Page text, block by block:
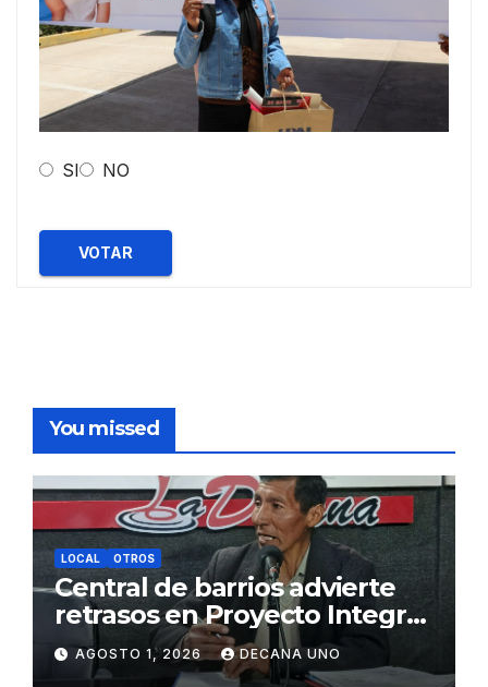
SI NO
VOTAR
You missed
LOCAL OTROS
Central de barrios advierte
retrasos en Proyecto Integral
de Agua y Alcantarillado para
Juliaca
AGOSTO 1, 2026 DECANA UNO